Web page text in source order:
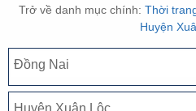
Trở về danh mục chính: Thời
Huyện